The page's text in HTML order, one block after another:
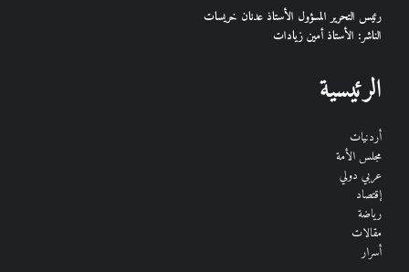
رئيس التحرير المسؤول الأستاذ عدنان خريسات
الناشر: الأستاذ أمين زيادات
الرئيسية
أردنيات
مجلس الأمة
عربي دولي
إقتصاد
رياضة
مقالات
أسرار